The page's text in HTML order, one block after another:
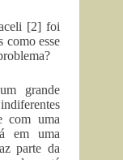
[2] foi
como esse
grande
com uma
em uma
parte da